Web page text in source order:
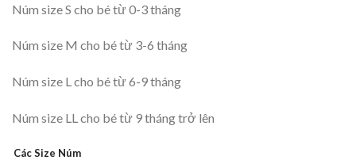
Núm size S cho bé từ 0-3 tháng
Núm size M cho bé từ 3-6 tháng
Núm size L cho bé từ 6-9 tháng
Núm size LL cho bé từ 9 tháng trở lên
Các Size Núm